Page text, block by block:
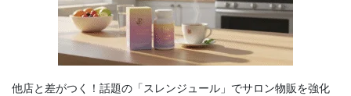
他店と差がつく！話題の「スレンジュール」でサロン物販を強化